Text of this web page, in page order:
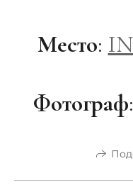
Место:
Фотограф